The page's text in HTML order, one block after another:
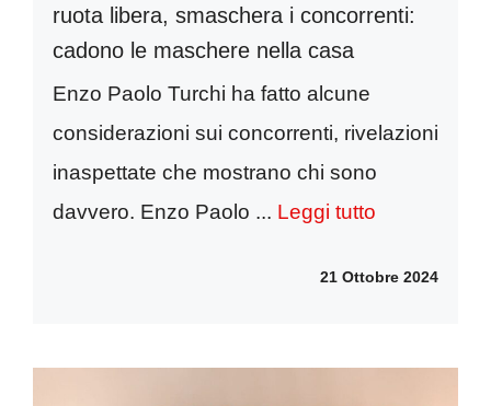
ruota libera, smaschera i concorrenti:
cadono le maschere nella casa
Enzo Paolo Turchi ha fatto alcune
considerazioni sui concorrenti, rivelazioni
inaspettate che mostrano chi sono
davvero. Enzo Paolo ... Leggi tutto
21 Ottobre 2024